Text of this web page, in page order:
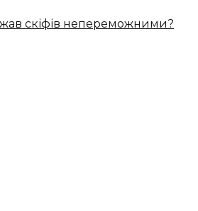
скіфів непереможними?